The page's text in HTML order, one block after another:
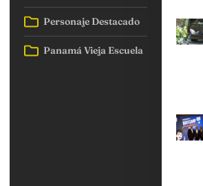
Personaje Destacado
Panamá Vieja Escuela